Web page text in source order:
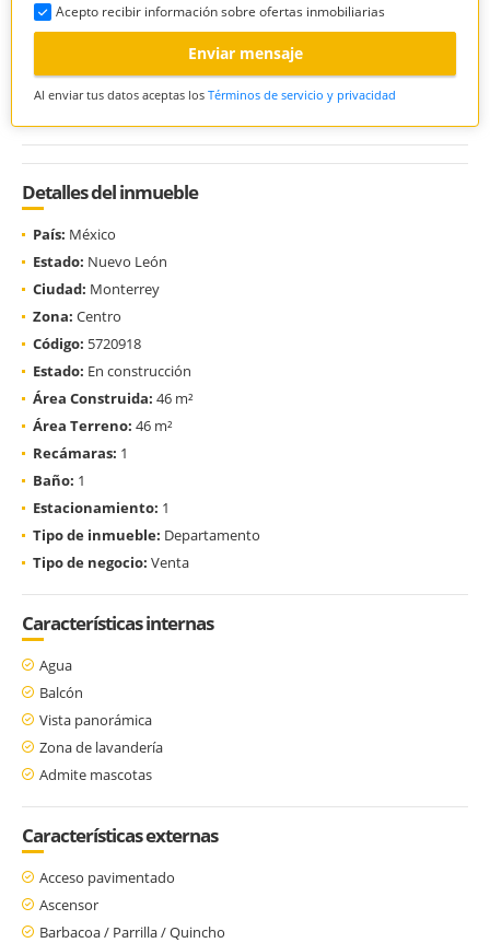
Acepto recibir información sobre ofertas inmobiliarias
Enviar mensaje
Al enviar tus datos aceptas los Términos de servicio y privacidad
Detalles del inmueble
País: México
Estado: Nuevo León
Ciudad: Monterrey
Zona: Centro
Código: 5720918
Estado: En construcción
Área Construida: 46 m²
Área Terreno: 46 m²
Recámaras: 1
Baño: 1
Estacionamiento: 1
Tipo de inmueble: Departamento
Tipo de negocio: Venta
Características internas
Agua
Balcón
Vista panorámica
Zona de lavandería
Admite mascotas
Características externas
Acceso pavimentado
Ascensor
Barbacoa / Parrilla / Quincho